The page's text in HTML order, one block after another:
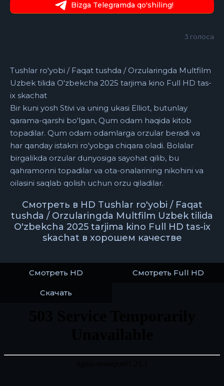
Bizga Telegramda qo'shiling!
3 голоса
Tushlar ro'yobi / Faqat tushda / Orzularingda Multfilm
Uzbek tilida O'zbekcha 2025 tarjima kino Full HD tas-
ix skachat
Bir kuni yosh Stivi va uning ukasi Elliot, butunlay
qarama-qarshi bo'lgan, Qum odam haqida kitob
topadilar. Qum odam odamlarga orzular beradi va
har qanday istakni ro'yobga chiqara oladi. Bolalar
birgalikda orzular dunyosiga sayohat qilib, bu
qahramonni topadilar va ota-onalarining nikohini va
oilasini saqlab qolish uchun orzu qiladilar.
Смотреть в HD Tushlar ro'yobi / Faqat
tushda / Orzularingda Multfilm Uzbek tilida
O'zbekcha 2025 tarjima kino Full HD tas-ix
skachat в хорошем качестве
Смотреть HD Смотреть Full HD
Скачать